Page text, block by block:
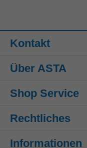
Kontakt
Über ASTA
Shop Service
Rechtliches
Informationen